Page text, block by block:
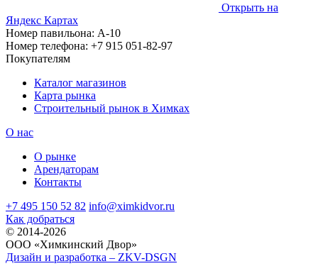
Открыть на
Яндекс Картах
Номер павильона: А-10
Номер телефона: +7 915 051-82-97
Покупателям
Каталог магазинов
Карта рынка
Строительный рынок в Химках
О нас
О рынке
Арендаторам
Контакты
+7 495 150 52 82 info@ximkidvor.ru
Как добраться
© 2014-2026
OOO «Химкинский Двор»
Дизайн и разработка – ZKV-DSGN